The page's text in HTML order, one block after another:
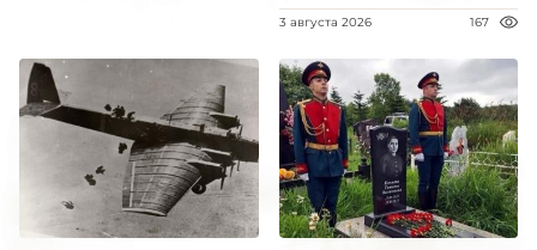
3 августа 2026 167